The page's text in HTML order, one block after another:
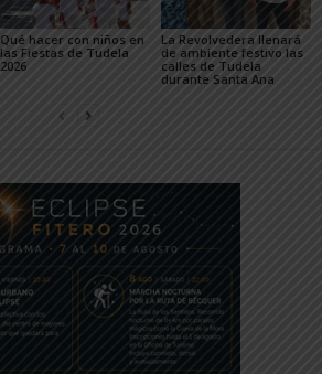
Qué hacer con niños en
las Fiestas de Tudela
2026
La Revolvedera llenará
de ambiente festivo las
calles de Tudela
durante Santa Ana